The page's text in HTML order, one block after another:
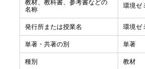
教材、教科書、参考書などの
名称
環境ゼ
発行所または授業名 環境ゼ
単著・共著の別 単著
種別 教材